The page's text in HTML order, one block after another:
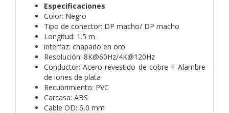
Especificaciones
Color: Negro
Tipo de conector: DP macho/ DP macho
Longitud: 1.5 m
interfaz: chapado en oro
Resolución: 8K@60Hz/4K@120Hz
Conductor: Acero revestido de cobre + Alambre
de iones de plata
Recubrimiento: PVC
Carcasa: ABS
Cable OD: 6,0 mm